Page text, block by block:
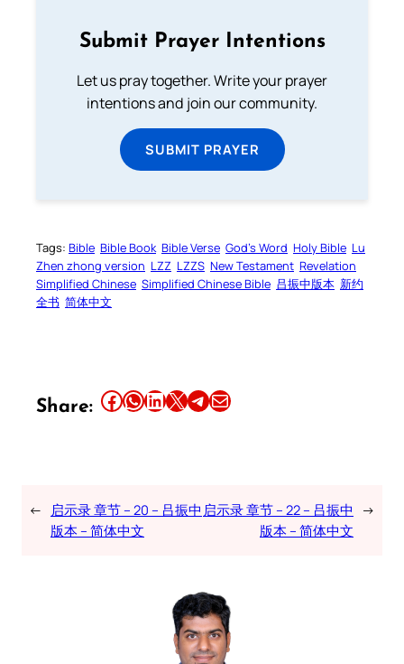
Submit Prayer Intentions
Let us pray together. Write your prayer
intentions and join our community.
SUBMIT PRAYER
Tags: Bible Bible Book Bible Verse God’s Word Holy Bible Lu
Zhen zhong version LZZ LZZS New Testament Revelation
Simplified Chinese Simplified Chinese Bible 吕振中版本 新约
全书 简体中文
Share: Share this article on Facebook Share this article on WhatsApp Share this article on LinkedIn Share this article on X Share this article on TelegramEmail this Article
←
启示录 章节 – 20 – 吕振中
版本 – 简体中文
启示录 章节 – 22 – 吕振中
版本 – 简体中文
→